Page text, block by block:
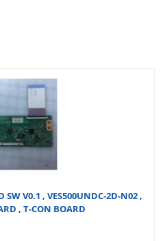
SW V0.1 , VES500UNDC-2D-N02 ,
, T-CON BOARD